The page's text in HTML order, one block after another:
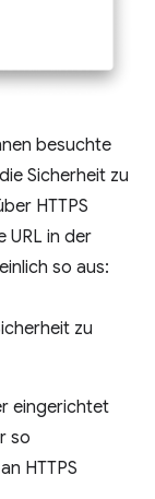
besuchte
Sicherheit zu
HTTPS
URL in der
so aus:
zu
eingerichtet
so
HTTPS